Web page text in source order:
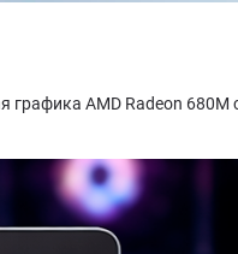
графика AMD Radeon 680M